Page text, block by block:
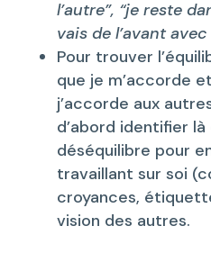
l’autre”, “je reste
vais de l’avant avec
Pour trouver
que je m’accorde
j’accorde aux
d’abord identifier là
déséquilibre pour
travaillant sur soi
croyances,
vision des autres.